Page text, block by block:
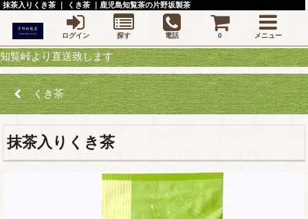
り直送致します
くき茶
抹茶入りくき茶
抹茶入りくき茶 ｜ くき茶 ｜鹿児島知覧茶の片野坂製茶
ログイン 探す 電話 0 メニュー